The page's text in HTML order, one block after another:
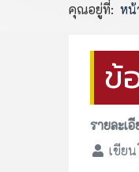
คุณอยู่ที่: หน้
ข้
รายละเ
เขีย